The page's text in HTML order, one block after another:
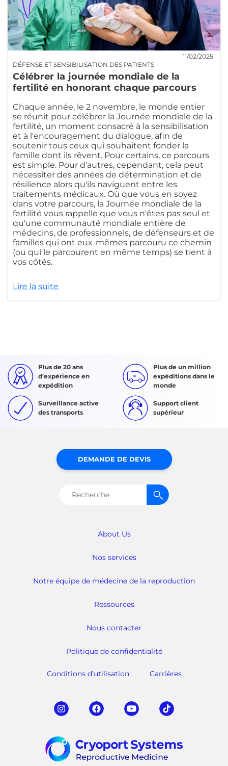
DÉFENSE ET SENSIBILISATION DES PATIENTS
11/02/2025
Célébrer la journée mondiale de la
fertilité en honorant chaque parcours
Chaque année, le 2 novembre, le monde entier
se réunit pour célébrer la Journée mondiale de la
fertilité, un moment consacré à la sensibilisation
et à l'encouragement du dialogue, afin de
soutenir tous ceux qui souhaitent fonder la
famille dont ils rêvent. Pour certains, ce parcours
est simple. Pour d'autres, cependant, cela peut
nécessiter des années de détermination et de
résilience alors qu'ils naviguent entre les
traitements médicaux. Où que vous en soyez
dans votre parcours, la Journée mondiale de la
fertilité vous rappelle que vous n'êtes pas seul et
qu'une communauté mondiale entière de
médecins, de professionnels, de défenseurs et de
familles qui ont eux-mêmes parcouru ce chemin
(ou qui le parcourent en même temps) se tient à
vos côtés.
Lire la suite
Plus de 20 ans
d'expérience en
expédition
Plus de un million
expéditions dans le
monde
Surveillance active
des transports
Support client
supérieur
About Us
Nos services
Notre équipe de médecine de la reproduction
Ressources
Nous contacter
Politique de confidentialité
Conditions d’utilisation Carrières
DEMANDE DE DEVIS
Rechercher :